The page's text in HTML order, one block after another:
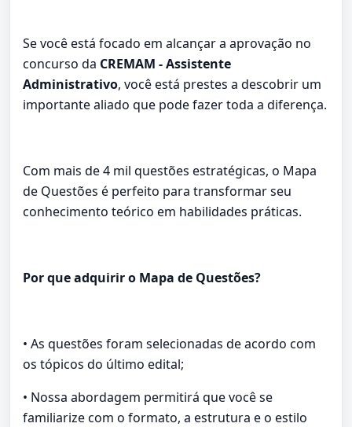
Se você está focado em alcançar a aprovação no
concurso da CREMAM - Assistente
Administrativo, você está prestes a descobrir um
importante aliado que pode fazer toda a diferença.
Com mais de 4 mil questões estratégicas, o Mapa
de Questões é perfeito para transformar seu
conhecimento teórico em habilidades práticas.
Por que adquirir o Mapa de Questões?
• As questões foram selecionadas de acordo com
os tópicos do último edital;
• Nossa abordagem permitirá que você se
familiarize com o formato, a estrutura e o estilo